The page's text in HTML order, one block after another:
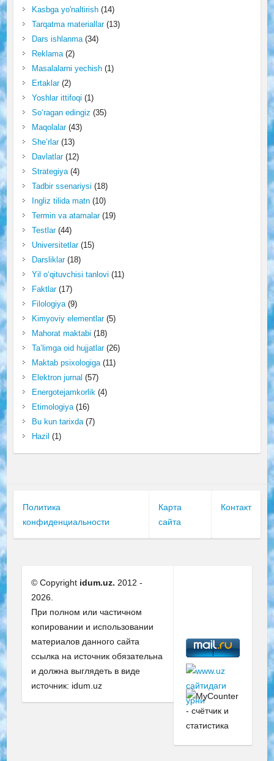
Kasbga yo'naltirish(14)
Tarqatma materiallar(13)
Dars ishlanma(34)
Reklama(2)
Masalalarni yechish(1)
Ertaklar(2)
Yoshlar ittifoqi (1)
So‘ragan edingiz (35)
Maqolalar(43)
She’rlar(13)
Davlatlar(12)
Strategiya(4)
Tadbir ssenariysi (18)
Ingliz tilida matn(10)
Termin va atamalar(19)
Testlar(44)
Universitetlar(15)
Darsliklar(18)
Yil o‘qituvchisi tanlovi (11)
Faktlar(17)
Filologiya(9)
Kimyoviy elementlar(5)
Mahorat maktabi (18)
Ta’limga oid hujjatlar(26)
Maktab psixologiga(11)
Elektron jurnal (57)
Energotejamkorlik(4)
Etimologiya(16)
Bu kun tarixda(7)
Hazil (1)
Политика
конфиденциальности
Карта
сайта
Контакт
© Copyright idum.uz. 2012 -
2026.
При полном или частичном
копировании и использовании
материалов данного сайта
ссылка на источник обязательна
и должна выглядеть в виде
источник: idum.uz